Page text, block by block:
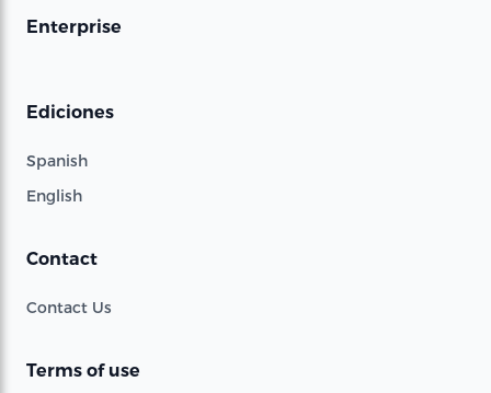
Enterprise
Ediciones
Spanish
English
Contact
Contact Us
Terms of use